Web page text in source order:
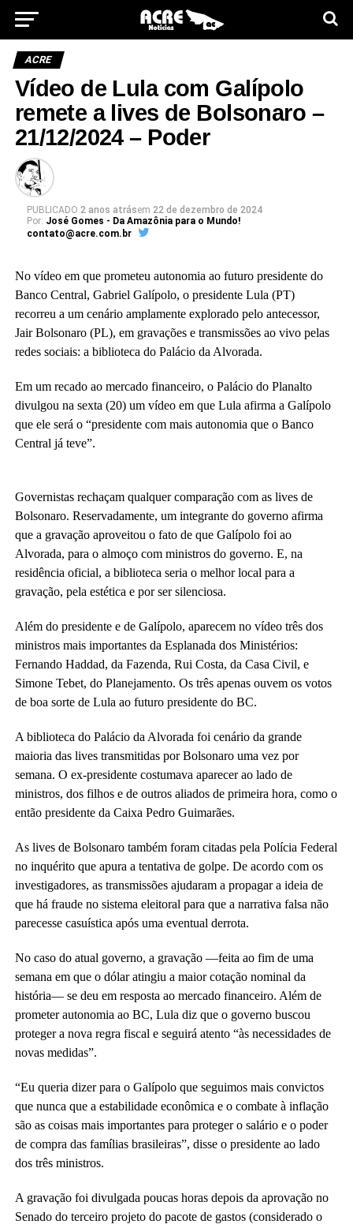
ACRE
Vídeo de Lula com Galípolo
remete a lives de Bolsonaro –
21/12/2024 – Poder
PUBLICADO 2 anos atrásem 22 de dezembro de 2024
Por: José Gomes - Da Amazônia para o Mundo!
contato@acre.com.br
No vídeo em que prometeu autonomia ao futuro presidente do
Banco Central, Gabriel Galípolo, o presidente Lula (PT)
recorreu a um cenário amplamente explorado pelo antecessor,
Jair Bolsonaro (PL), em gravações e transmissões ao vivo pelas
redes sociais: a biblioteca do Palácio da Alvorada.
Em um recado ao mercado financeiro, o Palácio do Planalto
divulgou na sexta (20) um vídeo em que Lula afirma a Galípolo
que ele será o “presidente com mais autonomia que o Banco
Central já teve”.
Governistas rechaçam qualquer comparação com as lives de
Bolsonaro. Reservadamente, um integrante do governo afirma
que a gravação aproveitou o fato de que Galípolo foi ao
Alvorada, para o almoço com ministros do governo. E, na
residência oficial, a biblioteca seria o melhor local para a
gravação, pela estética e por ser silenciosa.
Além do presidente e de Galípolo, aparecem no vídeo três dos
ministros mais importantes da Esplanada dos Ministérios:
Fernando Haddad, da Fazenda, Rui Costa, da Casa Civil, e
Simone Tebet, do Planejamento. Os três apenas ouvem os votos
de boa sorte de Lula ao futuro presidente do BC.
A biblioteca do Palácio da Alvorada foi cenário da grande
maioria das lives transmitidas por Bolsonaro uma vez por
semana. O ex-presidente costumava aparecer ao lado de
ministros, dos filhos e de outros aliados de primeira hora, como o
então presidente da Caixa Pedro Guimarães.
As lives de Bolsonaro também foram citadas pela Polícia Federal
no inquérito que apura a tentativa de golpe. De acordo com os
investigadores, as transmissões ajudaram a propagar a ideia de
que há fraude no sistema eleitoral para que a narrativa falsa não
parecesse casuística após uma eventual derrota.
No caso do atual governo, a gravação —feita ao fim de uma
semana em que o dólar atingiu a maior cotação nominal da
história— se deu em resposta ao mercado financeiro. Além de
prometer autonomia ao BC, Lula diz que o governo buscou
proteger a nova regra fiscal e seguirá atento “às necessidades de
novas medidas”.
“Eu queria dizer para o Galípolo que seguimos mais convictos
que nunca que a estabilidade econômica e o combate à inflação
são as coisas mais importantes para proteger o salário e o poder
de compra das famílias brasileiras”, disse o presidente ao lado
dos três ministros.
A gravação foi divulgada poucas horas depois da aprovação no
Senado do terceiro projeto do pacote de gastos (considerado o